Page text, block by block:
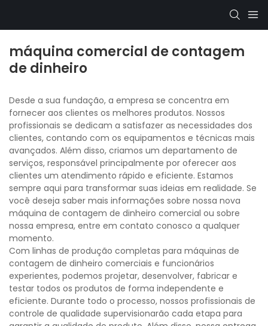
máquina comercial de contagem
de dinheiro
Desde a sua fundação, a empresa se concentra em
fornecer aos clientes os melhores produtos. Nossos
profissionais se dedicam a satisfazer as necessidades dos
clientes, contando com os equipamentos e técnicas mais
avançados. Além disso, criamos um departamento de
serviços, responsável principalmente por oferecer aos
clientes um atendimento rápido e eficiente. Estamos
sempre aqui para transformar suas ideias em realidade. Se
você deseja saber mais informações sobre nossa nova
máquina de contagem de dinheiro comercial ou sobre
nossa empresa, entre em contato conosco a qualquer
momento.
Com linhas de produção completas para máquinas de
contagem de dinheiro comerciais e funcionários
experientes, podemos projetar, desenvolver, fabricar e
testar todos os produtos de forma independente e
eficiente. Durante todo o processo, nossos profissionais de
controle de qualidade supervisionarão cada etapa para